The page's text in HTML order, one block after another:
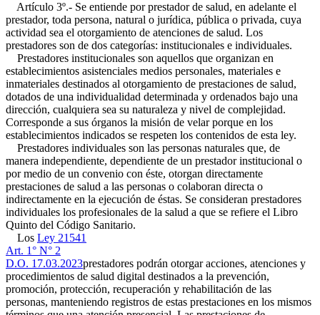
Artículo 3º.- Se entiende por prestador de salud, en adelante el
prestador, toda persona, natural o jurídica, pública o privada, cuya
actividad sea el otorgamiento de atenciones de salud. Los
prestadores son de dos categorías: institucionales e individuales.
Prestadores institucionales son aquellos que organizan en
establecimientos asistenciales medios personales, materiales e
inmateriales destinados al otorgamiento de prestaciones de salud,
dotados de una individualidad determinada y ordenados bajo una
dirección, cualquiera sea su naturaleza y nivel de complejidad.
Corresponde a sus órganos la misión de velar porque en los
establecimientos indicados se respeten los contenidos de esta ley.
Prestadores individuales son las personas naturales que, de
manera independiente, dependiente de un prestador institucional o
por medio de un convenio con éste, otorgan directamente
prestaciones de salud a las personas o colaboran directa o
indirectamente en la ejecución de éstas. Se consideran prestadores
individuales los profesionales de la salud a que se refiere el Libro
Quinto del Código Sanitario.
Los Ley 21541
Art. 1° N° 2
D.O. 17.03.2023prestadores podrán otorgar acciones, atenciones y
procedimientos de salud digital destinados a la prevención,
promoción, protección, recuperación y rehabilitación de las
personas, manteniendo registros de estas prestaciones en los mismos